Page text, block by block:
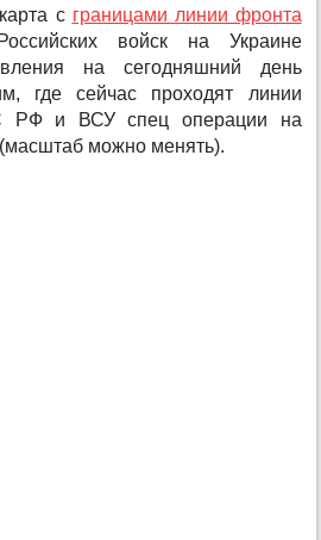
с границами линии фронта
войск на Украине
на сегодняшний день
где сейчас проходят линии
РФ и ВСУ спец операции на
можно менять).